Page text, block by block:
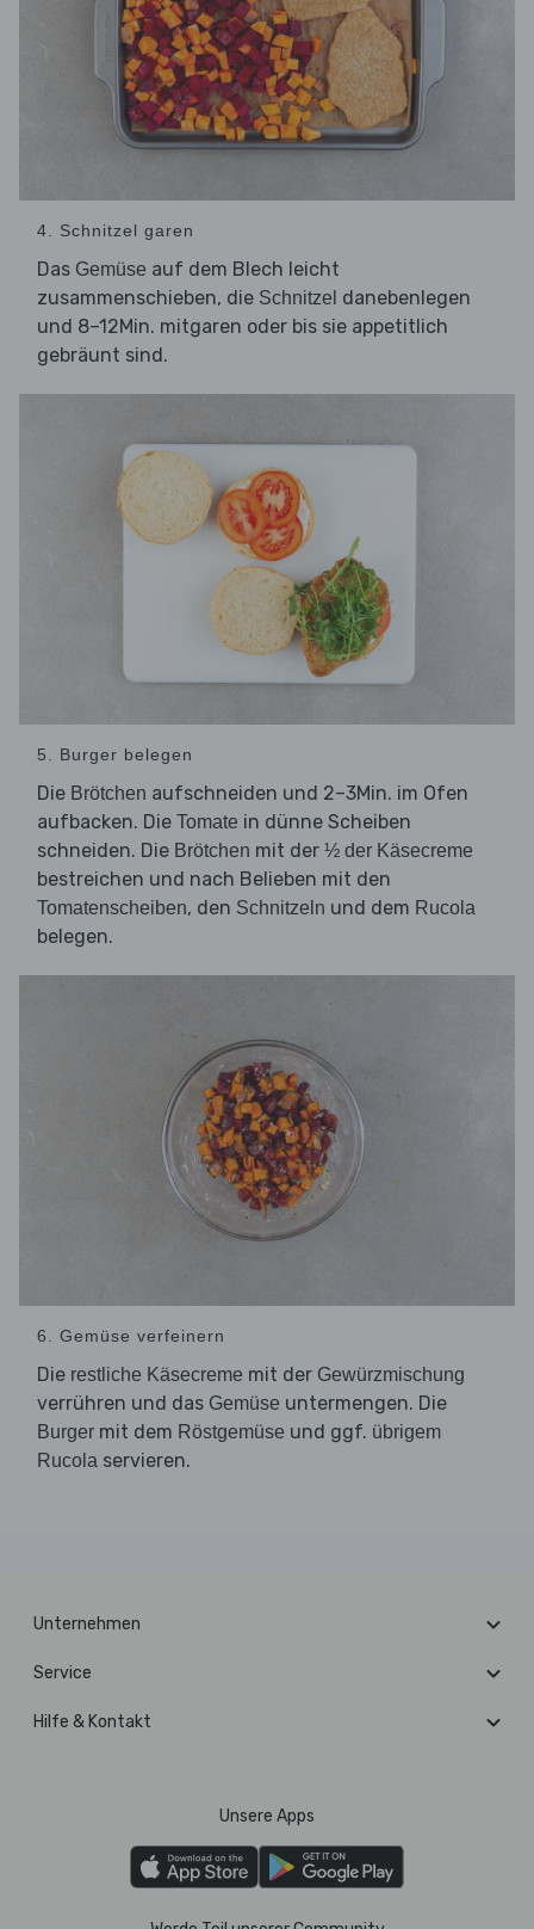
4. Schnitzel garen
Das Gemüse auf dem Blech leicht
zusammenschieben, die Schnitzel danebenlegen
und 8–12Min. mitgaren oder bis sie appetitlich
gebräunt sind.
5. Burger belegen
Die Brötchen aufschneiden und 2–3Min. im Ofen
aufbacken. Die Tomate in dünne Scheiben
schneiden. Die Brötchen mit der ½ der Käsecreme
bestreichen und nach Belieben mit den
Tomatenscheiben, den Schnitzeln und dem Rucola
belegen.
6. Gemüse verfeinern
Die restliche Käsecreme mit der Gewürzmischung
verrühren und das Gemüse untermengen. Die
Burger mit dem Röstgemüse und ggf. übrigem
Rucola servieren.
Unternehmen
Service
Hilfe & Kontakt
Unsere Apps